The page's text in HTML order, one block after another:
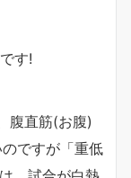
す!
腹直筋(お腹)
ですが「重低